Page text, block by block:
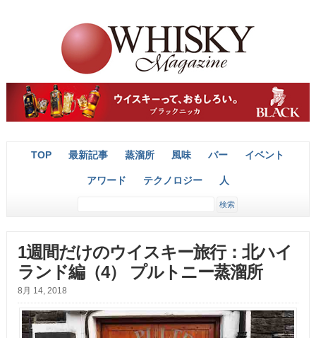
TOP 最新記事 蒸溜所 風味 バー イベント
アワード テクノロジー 人
1週間だけのウイスキー旅行：北ハイ
ランド編（4） プルトニー蒸溜所
8月 14, 2018